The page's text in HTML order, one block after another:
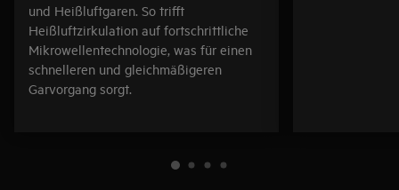
und Heißluftgaren. So trifft
Heißluftzirkulation auf fortschrittliche
Mikrowellentechnologie, was für einen
schnelleren und gleichmäßigeren
Garvorgang sorgt.